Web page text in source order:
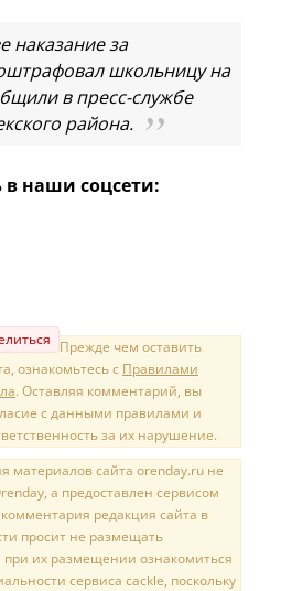
наказание за
школьницу на
в пресс-службе
района.
наши соцсети:
Прежде чем оставить
ознакомьтесь с Правилами
. Оставляя комментарий, вы
с данными правилами и
за их нарушение.
материалов сайта orenday.ru не
а предоставлен сервисом
редакция сайта в
просит не размещать
их размещении ознакомиться
сервиса cackle, поскольку